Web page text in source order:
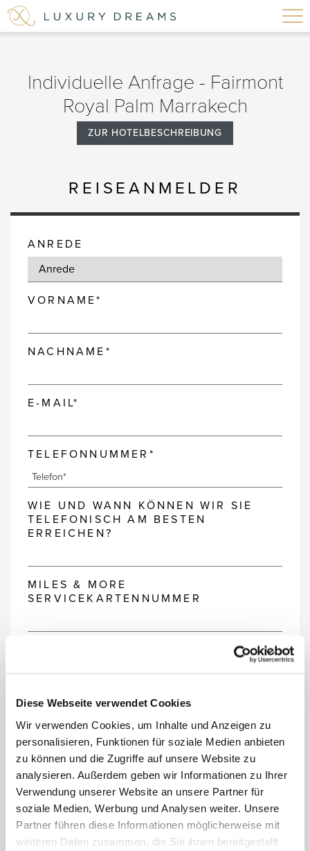
Diese Webseite verwendet Cookies
Wir verwenden Cookies, um Inhalte und Anzeigen zu
personalisieren, Funktionen für soziale Medien anbieten
zu können und die Zugriffe auf unsere Website zu
analysieren. Außerdem geben wir Informationen zu Ihrer
Verwendung unserer Website an unsere Partner für
soziale Medien, Werbung und Analysen weiter. Unsere
Partner führen diese Informationen möglicherweise mit
weiteren Daten zusammen, die Sie ihnen bereitgestellt
Individuelle Anfrage - Fairmont
Royal Palm Marrakech
ZUR HOTELBESCHREIBUNG
REISEANMELDER
ANREDE
VORNAME*
NACHNAME*
E-MAIL*
TELEFONNUMMER*
WIE UND WANN KÖNNEN WIR SIE
TELEFONISCH AM BESTEN
ERREICHEN?
MILES & MORE
SERVICEKARTENNUMMER
REISEZEITRAUM
ANZAHL ERWACHSENE